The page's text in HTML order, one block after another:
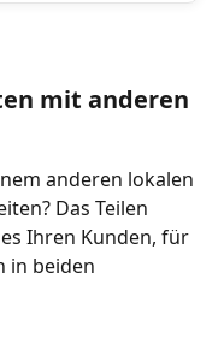
mit anderen
anderen lokalen
Das Teilen
Ihren Kunden, für
in beiden